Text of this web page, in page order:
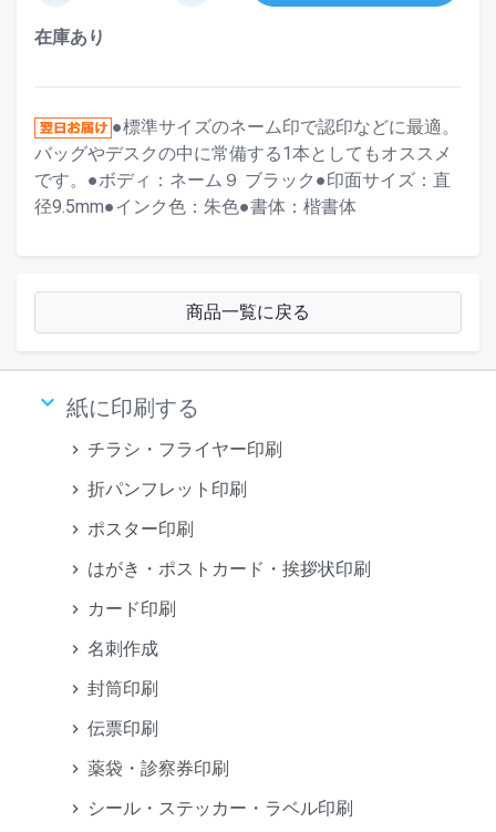
在庫あり
●標準サイズのネーム印で認印などに最適。
バッグやデスクの中に常備する1本としてもオススメ
です。●ボディ：ネーム９ ブラック●印面サイズ：直
径9.5mm●インク色：朱色●書体：楷書体
商品一覧に戻る
keyboard_arrow_down 紙に印刷する
チラシ・フライヤー印刷
折パンフレット印刷
ポスター印刷
はがき・ポストカード・挨拶状印刷
カード印刷
名刺作成
封筒印刷
伝票印刷
薬袋・診察券印刷
シール・ステッカー・ラベル印刷